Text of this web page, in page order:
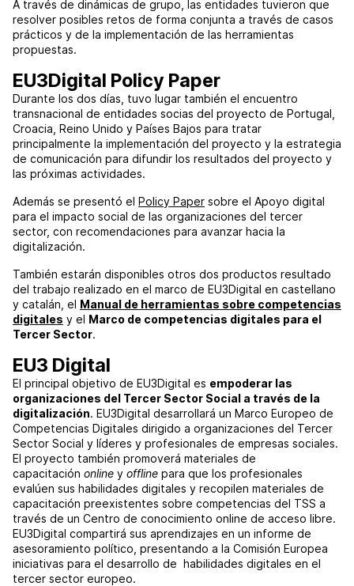
A través de dinámicas de grupo, las entidades tuvieron que
resolver posibles retos de forma conjunta a través de casos
prácticos y de la implementación de las herramientas
propuestas.
EU3Digital Policy Paper
Durante los dos días, tuvo lugar también el encuentro
transnacional de entidades socias del proyecto de Portugal,
Croacia, Reino Unido y Países Bajos para tratar
principalmente la implementación del proyecto y la estrategia
de comunicación para difundir los resultados del proyecto y
las próximas actividades.
Además se presentó el Policy Paper sobre el Apoyo digital
para el impacto social de las organizaciones del tercer
sector, con recomendaciones para avanzar hacia la
digitalización.
También estarán disponibles otros dos productos resultado
del trabajo realizado en el marco de EU3Digital en castellano
y catalán, el Manual de herramientas sobre competencias
digitales y el Marco de competencias digitales para el
Tercer Sector.
EU3 Digital
El principal objetivo de EU3Digital es empoderar las
organizaciones del Tercer Sector Social a través de la
digitalización. EU3Digital desarrollará un Marco Europeo de
Competencias Digitales dirigido a organizaciones del Tercer
Sector Social y líderes y profesionales de empresas sociales.
El proyecto también promoverá materiales de
capacitación online y offline para que los profesionales
evalúen sus habilidades digitales y recopilen materiales de
capacitación preexistentes sobre competencias del TSS a
través de un Centro de conocimiento online de acceso libre.
EU3Digital compartirá sus aprendizajes en un informe de
asesoramiento político, presentando a la Comisión Europea
iniciativas para el desarrollo de habilidades digitales en el
tercer sector europeo.